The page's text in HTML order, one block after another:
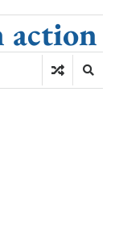
action